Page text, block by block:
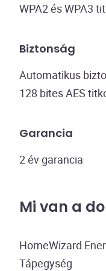
WPA2 és WPA3
Biztonság
Automatikus
128 bites AES
Garancia
2 év garancia
Mi van a
HomeWizard
Tápegység